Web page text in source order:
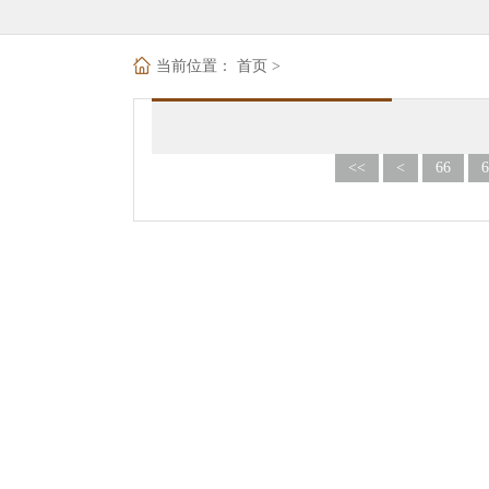
当前位置： 首页 >
<< < 66